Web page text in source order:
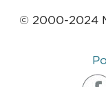
© 2000-2024